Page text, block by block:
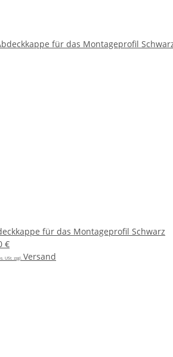
für das Montageprofil Schwarz
€
USt. zzgl. Versand